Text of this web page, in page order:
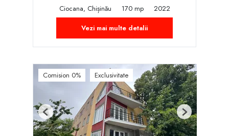
Ciocana, Chișinău
170 mp
2022
Vezi mai multe detalii
Comision 0% Exclusivitate
Previous Next